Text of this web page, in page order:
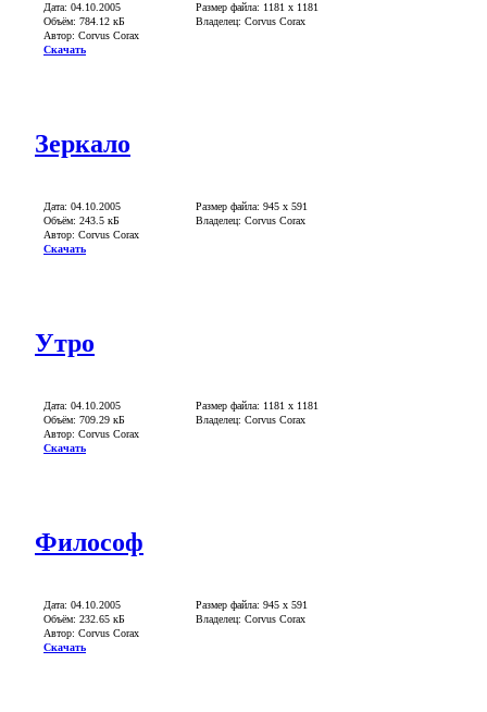
Дата: 04.10.2005
Объём: 784.12 кБ
Автор: Corvus Corax
Скачать
Размер файла: 1181 x 1181
Владелец: Corvus Corax
Зеркало
Дата: 04.10.2005
Объём: 243.5 кБ
Автор: Corvus Corax
Скачать
Размер файла: 945 x 591
Владелец: Corvus Corax
Утро
Дата: 04.10.2005
Объём: 709.29 кБ
Автор: Corvus Corax
Скачать
Размер файла: 1181 x 1181
Владелец: Corvus Corax
Философ
Дата: 04.10.2005
Объём: 232.65 кБ
Автор: Corvus Corax
Скачать
Размер файла: 945 x 591
Владелец: Corvus Corax